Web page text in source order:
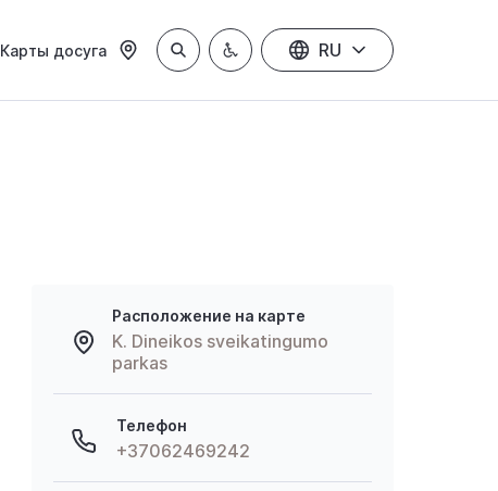
Карты досуга RU
Расположение на карте
K. Dineikos sveikatingumo
parkas
Телефон
+37062469242